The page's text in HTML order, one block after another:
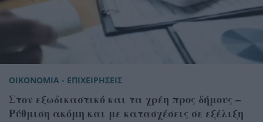
ΟΙΚΟΝΟΜΙΑ - ΕΠΙΧΕΙΡΗΣΕΙΣ
Στον εξωδικαστικό και τα χρέη προς δήμους –
Ρύθμιση ακόμη και με κατασχέσεις σε εξέλιξη